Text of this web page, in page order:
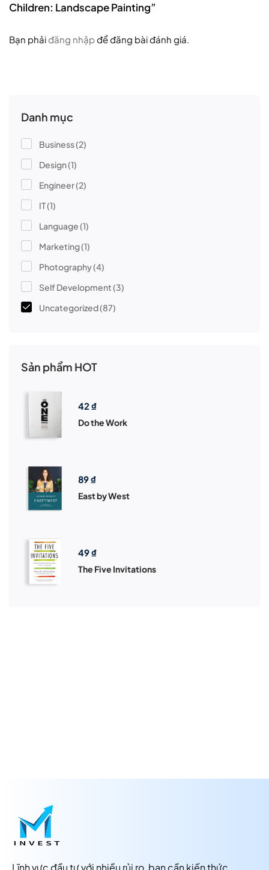
Danh mục
Business(2)
Design(1)
Engineer(2)
IT(1)
Language(1)
Marketing(1)
Photography(4)
Self Development(3)
Uncategorized(87)
Sản phẩm HOT
42 ₫
Do the Work
89₫
East by West
49₫
The Five Invitations
Children: Landscape Painting”
Bạn phải đăng nhập để đăng bài đánh giá.
Lĩnh vực đầu tư với nhiều rủi ro, bạn cần kiến thức